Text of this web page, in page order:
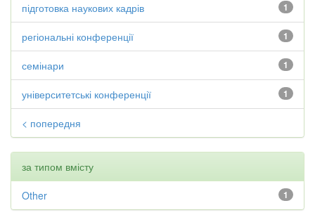
1
підготовка наукових кадрів
1
регіональні конференції
1
семінари
1
університетські конференції
< попередня
за типом вмісту
1
Other